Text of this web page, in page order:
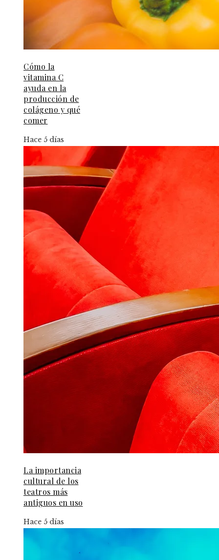
Cómo la
vitamina C
ayuda en la
producción de
colágeno y qué
comer
Hace 5 días
La importancia
cultural de los
teatros más
antiguos en uso
Hace 5 días